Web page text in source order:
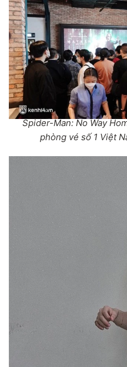
Spider-Man: No Way
phòng vé số 1 Việt